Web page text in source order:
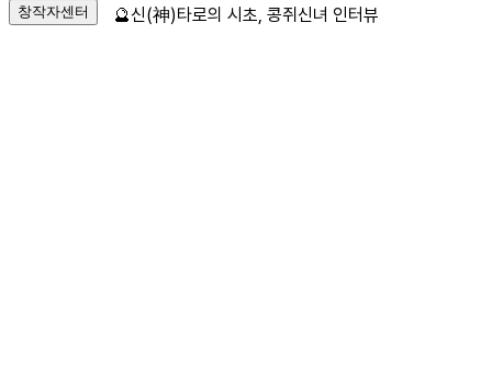
창작자센터 🔮신(神)타로의 시초, 콩쥐신녀 인터뷰